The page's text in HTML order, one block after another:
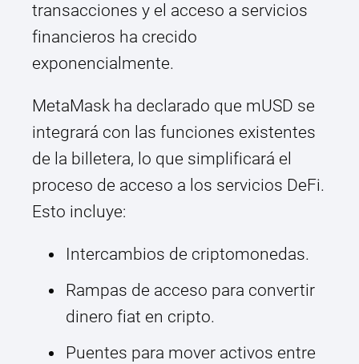
transacciones y el acceso a servicios
financieros ha crecido
exponencialmente.
MetaMask ha declarado que mUSD se
integrará con las funciones existentes
de la billetera, lo que simplificará el
proceso de acceso a los servicios DeFi.
Esto incluye:
Intercambios de criptomonedas.
Rampas de acceso para convertir
dinero fiat en cripto.
Puentes para mover activos entre